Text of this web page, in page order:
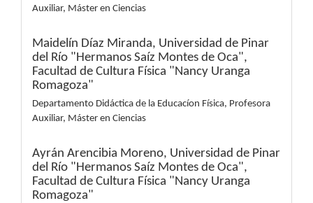
Auxiliar, Máster en Ciencias
Maidelín Díaz Miranda, Universidad de Pinar
del Río "Hermanos Saíz Montes de Oca",
Facultad de Cultura Física "Nancy Uranga
Romagoza"
Departamento Didáctica de la Educacíon Física, Profesora
Auxiliar, Máster en Ciencias
Ayrán Arencibia Moreno, Universidad de Pinar
del Río "Hermanos Saíz Montes de Oca",
Facultad de Cultura Física "Nancy Uranga
Romagoza"